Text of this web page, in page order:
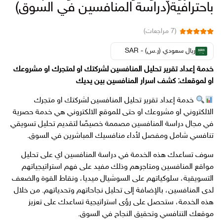
باحترافية(دراسة المنافسين في السوق)
من 5
بناءً على تقييم
(
7 مراجعات)
ريال سعودي (ر.س) - SAR
خدمة إعداد تقرير تحليل المنافسين لشركتك او لمتجرك او مشروعك
او لموقعك: كشف اسرار المنافسين بين يديك
خدمة إعداد تقرير تحليل المنافسين لشركتك او متجرك
الالكتروني او مشروعك او حتى للموقع الالكتروني هي خدمة حصرية
في مجال دراسة المنافسين مصممة خصيصًا لتقديم تحليل تسويقي
تنافسي شامل ومفصل لأداء منافسيك المباشرين في السوق.
سوف تساعدك هذه الخدمة في دراسة المنافسين اي على تحليل
مواقع المنافسين ومتاجرهم وذلك مفيد على فهم استراتيجياتهم
التسويقية، سلوكياتهم على السوشيال ميديا، ونقاط القوة والضعف
لدى المنافسين، بالإضافة إلى تحليل نجاحاتهم وتحدياتهم. من خلال
هذه الخدمة، ستحصل على رؤى استراتيجية تساعدك على تعزيز
موقعك التنافسي وتحقيق النجاح في السوق.